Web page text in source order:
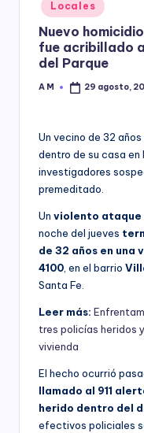
y
in
Locales
Nuevo
fue acribillado
del Parque
Posted
A M 29 agosto,
Un vecino de 32
dentro de su casa en
investigadores
premeditado.
Un violento ataque
noche del jueves
de 32 años en una
4100 , en el barrio
Santa Fe.
Leer más:
tres policías heridos
vivienda
El hecho ocurrió
llamado al 911
herido dentro del
efectivos policiales